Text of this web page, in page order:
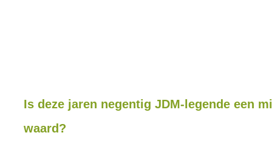
Is deze jaren negentig JDM-legende een
waard?